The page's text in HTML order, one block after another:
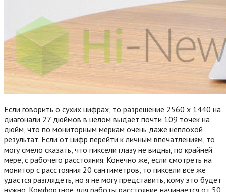
Если говорить о сухих цифрах, то разрешение 2560 x 1440 на
диагонали 27 дюймов в целом выдает почти 109 точек на
дюйм, что по мониторным меркам очень даже неплохой
результат. Если от цифр перейти к личным впечатлениям, то
могу смело сказать, что пиксели глазу не видны, по крайней
мере, с рабочего расстояния. Конечно же, если смотреть на
монитор с расстояния 20 сантиметров, то пиксели все же
удастся разглядеть, но я не могу представить, кому это будет
нужно. Комфортное для работы расстояние начинается от 50